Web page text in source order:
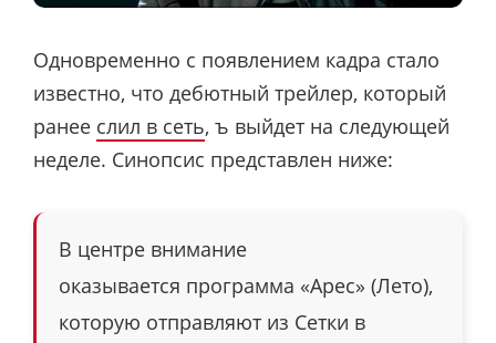
Одновременно с появлением кадра стало
известно, что дебютный трейлер, который
ранее слил в сеть, ъ выйдет на следующей
неделе. Синопсис представлен ниже:
В центре внимание
оказывается программа «Арес» (Лето),
которую отправляют из Сетки в